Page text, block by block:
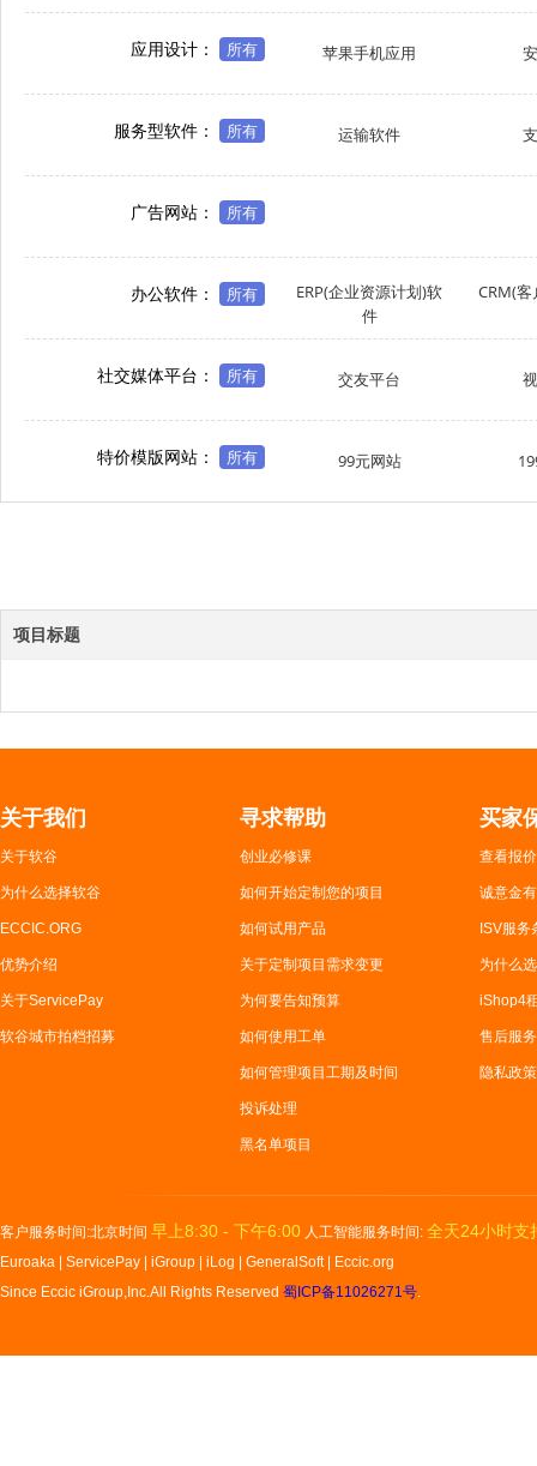
应用设计： 所有 苹果手机应用
服务型软件： 所有 运输软件
广告网站： 所有
办公软件： 所有
ERP(企业资源计划)软
件
CRM(
社交媒体平台： 所有 交友平台
特价模版网站： 所有 99元网站
项目标题
关于我们
关于软谷
为什么选择软谷
ECCIC.ORG
优势介绍
关于ServicePay
软谷城市拍档招募
寻求帮助
创业必修课
如何开始定制您的项目
如何试用产品
关于定制项目需求变更
为何要告知预算
如何使用工单
如何管理项目工期及时间
投诉处理
黑名单项目
买家
查看报
诚意金
ISV服务
为什么
iShop4
售后服务
隐私政策
客户服务时间:北京时间 早上8:30 - 下午6:00 人工智能服务时间: 全天24小时支
Euroaka ServicePay iGroup iLog GeneralSoft|
Eccic.org
Since Eccic iGroup,Inc.All Rights Reserved 蜀ICP备11026271号.